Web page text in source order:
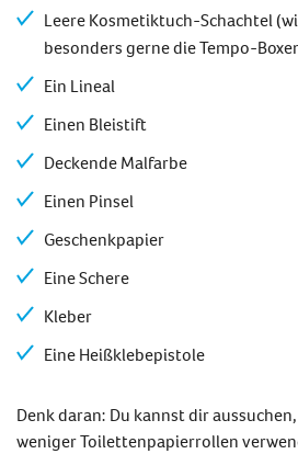
Leere Kosmetiktuch-Schachtel
besonders gerne die Tempo-
Ein Lineal
Einen Bleistift
Deckende Malfarbe
Einen Pinsel
Geschenkpapier
Eine Schere
Kleber
Eine Heißklebepistole
Denk daran: Du kannst dir
weniger Toilettenpapierrollen